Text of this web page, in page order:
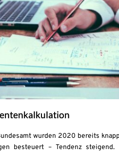
wurden 2020 bereits
besteuert – Tendenz